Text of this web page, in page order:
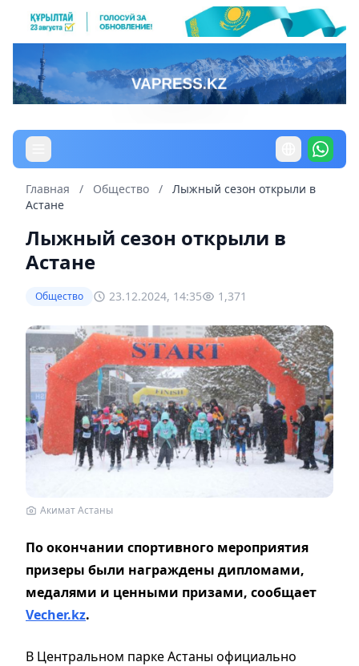
Главная / Общество /
Лыжный сезон открыли в
Астане
Лыжный сезон открыли в
Астане
Общество 23.12.2024, 14:35 1,371
Акимат Астаны
По окончании спортивного мероприятия
призеры были награждены дипломами,
медалями и ценными призами, сообщает
Vecher.kz.
В Центральном парке Астаны официально